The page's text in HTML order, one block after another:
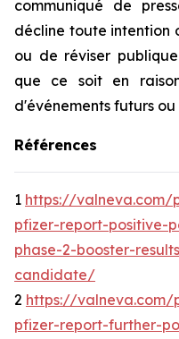
communiqué de
décline toute intention
ou de réviser
que ce soit en
d'événements futurs ou
Références
1 https://valneva.com/
pfizer-report-positive-
phase-2-booster-
candidate/
2 https://valneva.com/
pfizer-report-further-